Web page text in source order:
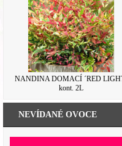
NANDINA DOMACÍ ´RED
kont. 2L
NEVÍDANÉ OVOCE